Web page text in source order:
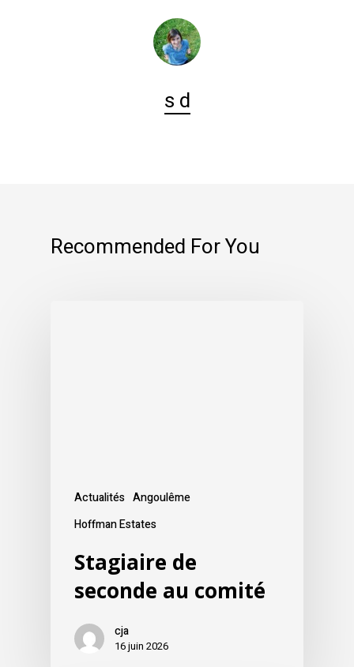
s d
Recommended For You
Actualités Angoulême
Hoffman Estates
Stagiaire de
seconde au comité
cja
16 juin 2026